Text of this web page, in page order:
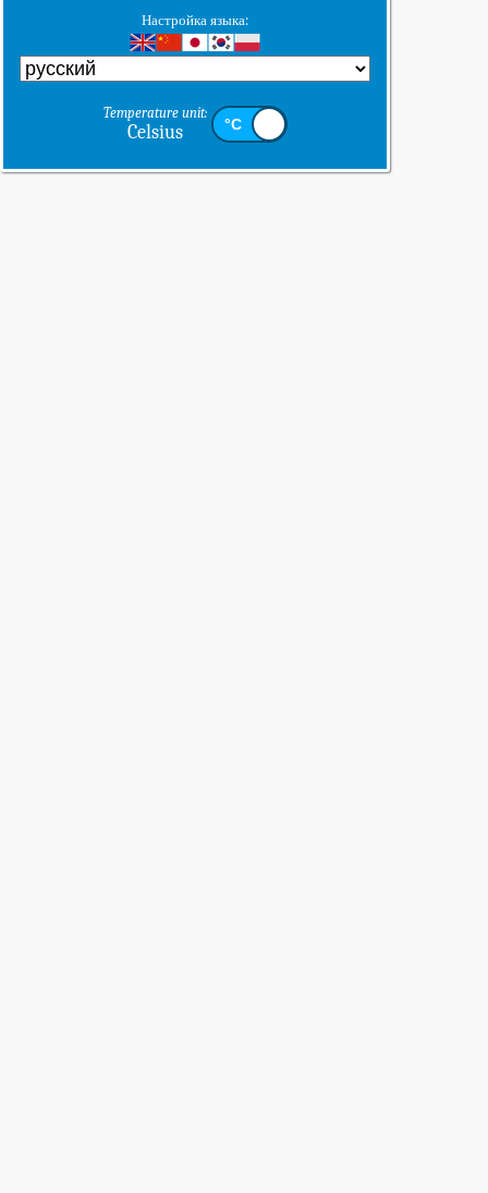
Настройка языка:
Temperature unit:
Celsius